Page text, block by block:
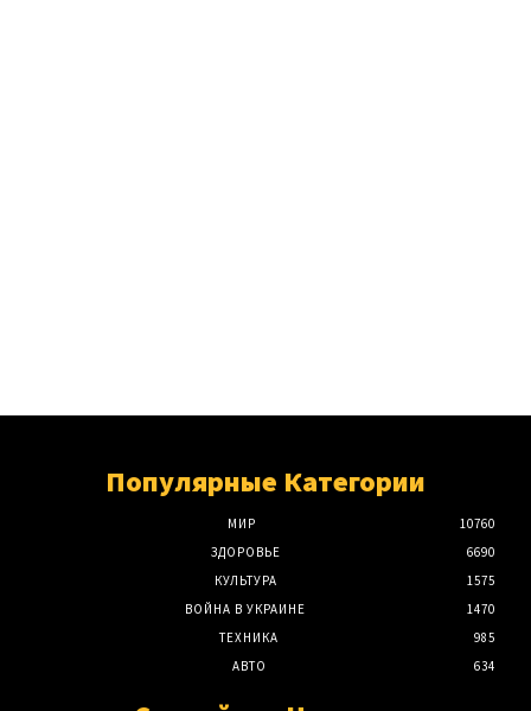
Популярные Категории
МИР
10760
ЗДОРОВЬЕ
6690
КУЛЬТУРА
1575
ВОЙНА В УКРАИНЕ
1470
ТЕХНИКА
985
АВТО
634